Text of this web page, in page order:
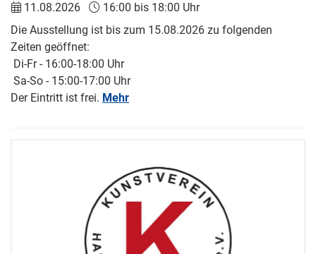
11.08.2026
16:00 bis 18:00 Uhr
Die Ausstellung ist bis zum 15.08.2026 zu folgenden
Zeiten geöffnet:
Di-Fr - 16:00-18:00 Uhr
Sa-So - 15:00-17:00 Uhr
Der Eintritt ist frei. Mehr